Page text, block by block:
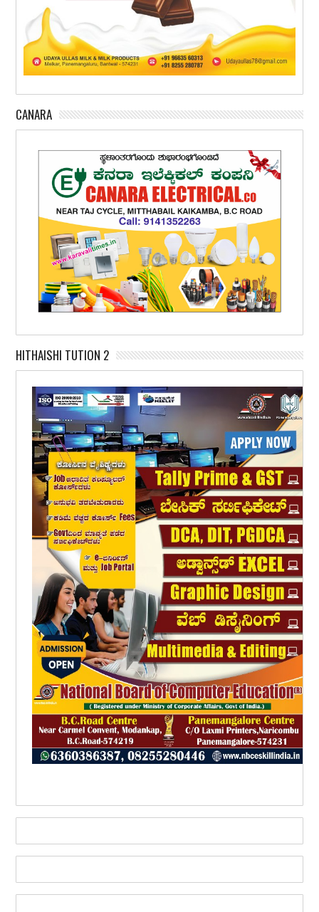
CANARA
HITHAISHI TUTION 2